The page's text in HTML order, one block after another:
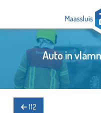
Auto in
112